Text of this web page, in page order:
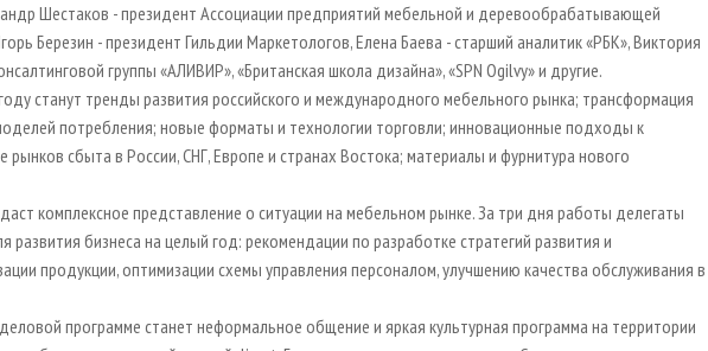
Шестаков - президент Ассоциации предприятий мебельной и деревообрабатывающей
Березин - президент Гильдии Маркетологов, Елена Баева - старший аналитик «РБК», Виктория
группы «АЛИВИР», «Британская школа дизайна», «SPN Ogilvy» и другие.
станут тренды развития российского и международного мебельного рынка; трансформация
потребления; новые форматы и технологии торговли; инновационные подходы к
сбыта в России, СНГ, Европе и странах Востока; материалы и фурнитура нового
комплексное представление о ситуации на мебельном рынке. За три дня работы делегаты
бизнеса на целый год: рекомендации по разработке стратегий развития и
продукции, оптимизации схемы управления персоналом, улучшению качества обслуживания в
программе станет неформальное общение и яркая культурная программа на территории